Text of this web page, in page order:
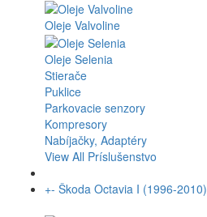
Oleje Valvoline
Oleje Selenia
Stierače
Puklice
Parkovacie senzory
Kompresory
Nabíjačky, Adaptéry
View All Príslušenstvo
+- Škoda Octavia I (1996-2010)